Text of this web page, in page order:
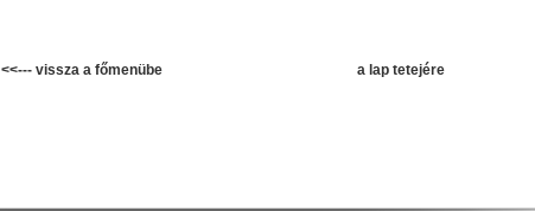
<<--- vissza a főmenübe a lap tetejére